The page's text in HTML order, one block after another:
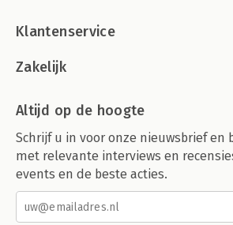
Klantenservice
Zakelijk
Altijd op de hoogte
Schrijf u in voor onze nieuwsbrief en
met relevante interviews en
events en de beste acties.